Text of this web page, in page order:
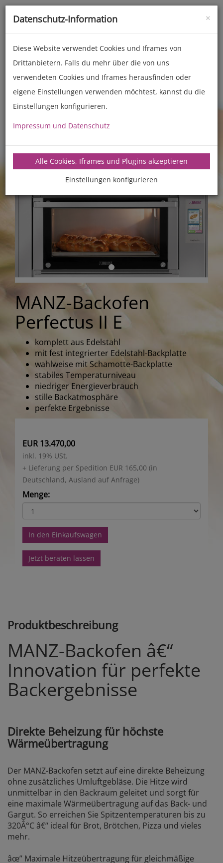
Toggle
MANZ-Backofen
Perfectus II E
komplett aus Edelstahl
mit fest integrierter Edelstahl-Backplatte
wahlweise mit Schamotte-Backplatte
stabiles Temperaturniveau
niedriger Energieverbrauch
stille Backatmosphäre
perfekte Ergebnisse
EUR 13.470,00
inkl. 19% USt.
+ Lieferung per Spedition EUR 165,00 (in
Deutschland, Ausland auf Anfrage)
Menge:
In den Einkaufswagen
Jetzt beraten lassen
Produktbeschreibung
MANZ-Backofen â€“
Innovation für perfekte
Backergebnisse
Direkte Beheizung für höchste
Wärmeübertragung
Der MANZ-Backofen setzt auf eine direkte Beheizung
ohne zusätzliches Umluftgebläse. Die Hitze wird
unmittelbar in den Backraum geleitet und sorgt für
eine maximale Wärmeübertragung auf das Back- und
Gargut. So erreichen Sie Spitzentemperaturen bis zu
320Â°C â€“ ideal für Brot, Brötchen, Pizza und vieles
mehr.
âœ” Maximale Hitzeübertragung für gleichmäßige
×
Datenschutz-Information
Diese Website verwendet Cookies und Iframes von
Drittanbietern. Falls du mehr über die von uns
verwendeten Cookies und Iframes herausfinden oder
eigene Einstellungen verwenden möchtest, kannst du die
Einstellungen konfigurieren.
Impressum und Datenschutz
Alle Cookies, Iframes und Plugins akzeptieren
Einstellungen konfigurieren